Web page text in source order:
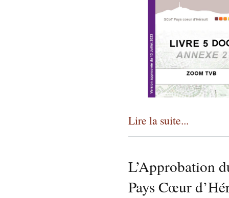
Lire la suite...
L’Approbation
Pays Cœur